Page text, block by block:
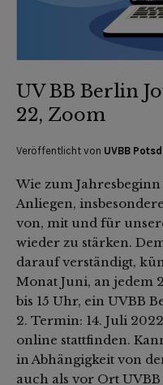
UV BB Berlin
22, Zoom
Veröffentlicht von UVBB
Wie zum
Anliegen,
von, mit und für
wieder zu stärken.
darauf verständigt,
Monat Juni, an jedem
bis 15 Uhr, ein UVBB
2. Termin: 14. Juli
online stattfinden.
in Abhängigkeit von
auch als vor Ort